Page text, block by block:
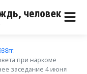
человек
при наркоме
заседание 4 июня